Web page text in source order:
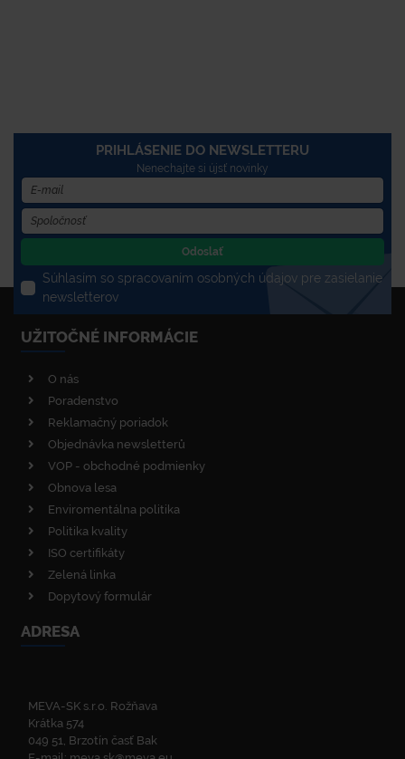
PRIHLÁSENIE DO NEWSLETTERU
Nenechajte si újsť novinky
Odoslať
Súhlasím so spracovaním osobných údajov pre zasielanie
newsletterov
UŽITOČNÉ INFORMÁCIE
O nás
Poradenstvo
Reklamačný poriadok
Objednávka newsletterů
VOP - obchodné podmienky
Obnova lesa
Enviromentálna politika
Politika kvality
ISO certifikáty
Zelená linka
Dopytový formulár
ADRESA
MEVA-SK s.r.o. Rožňava
Krátka 574
049 51, Brzotín časť Bak